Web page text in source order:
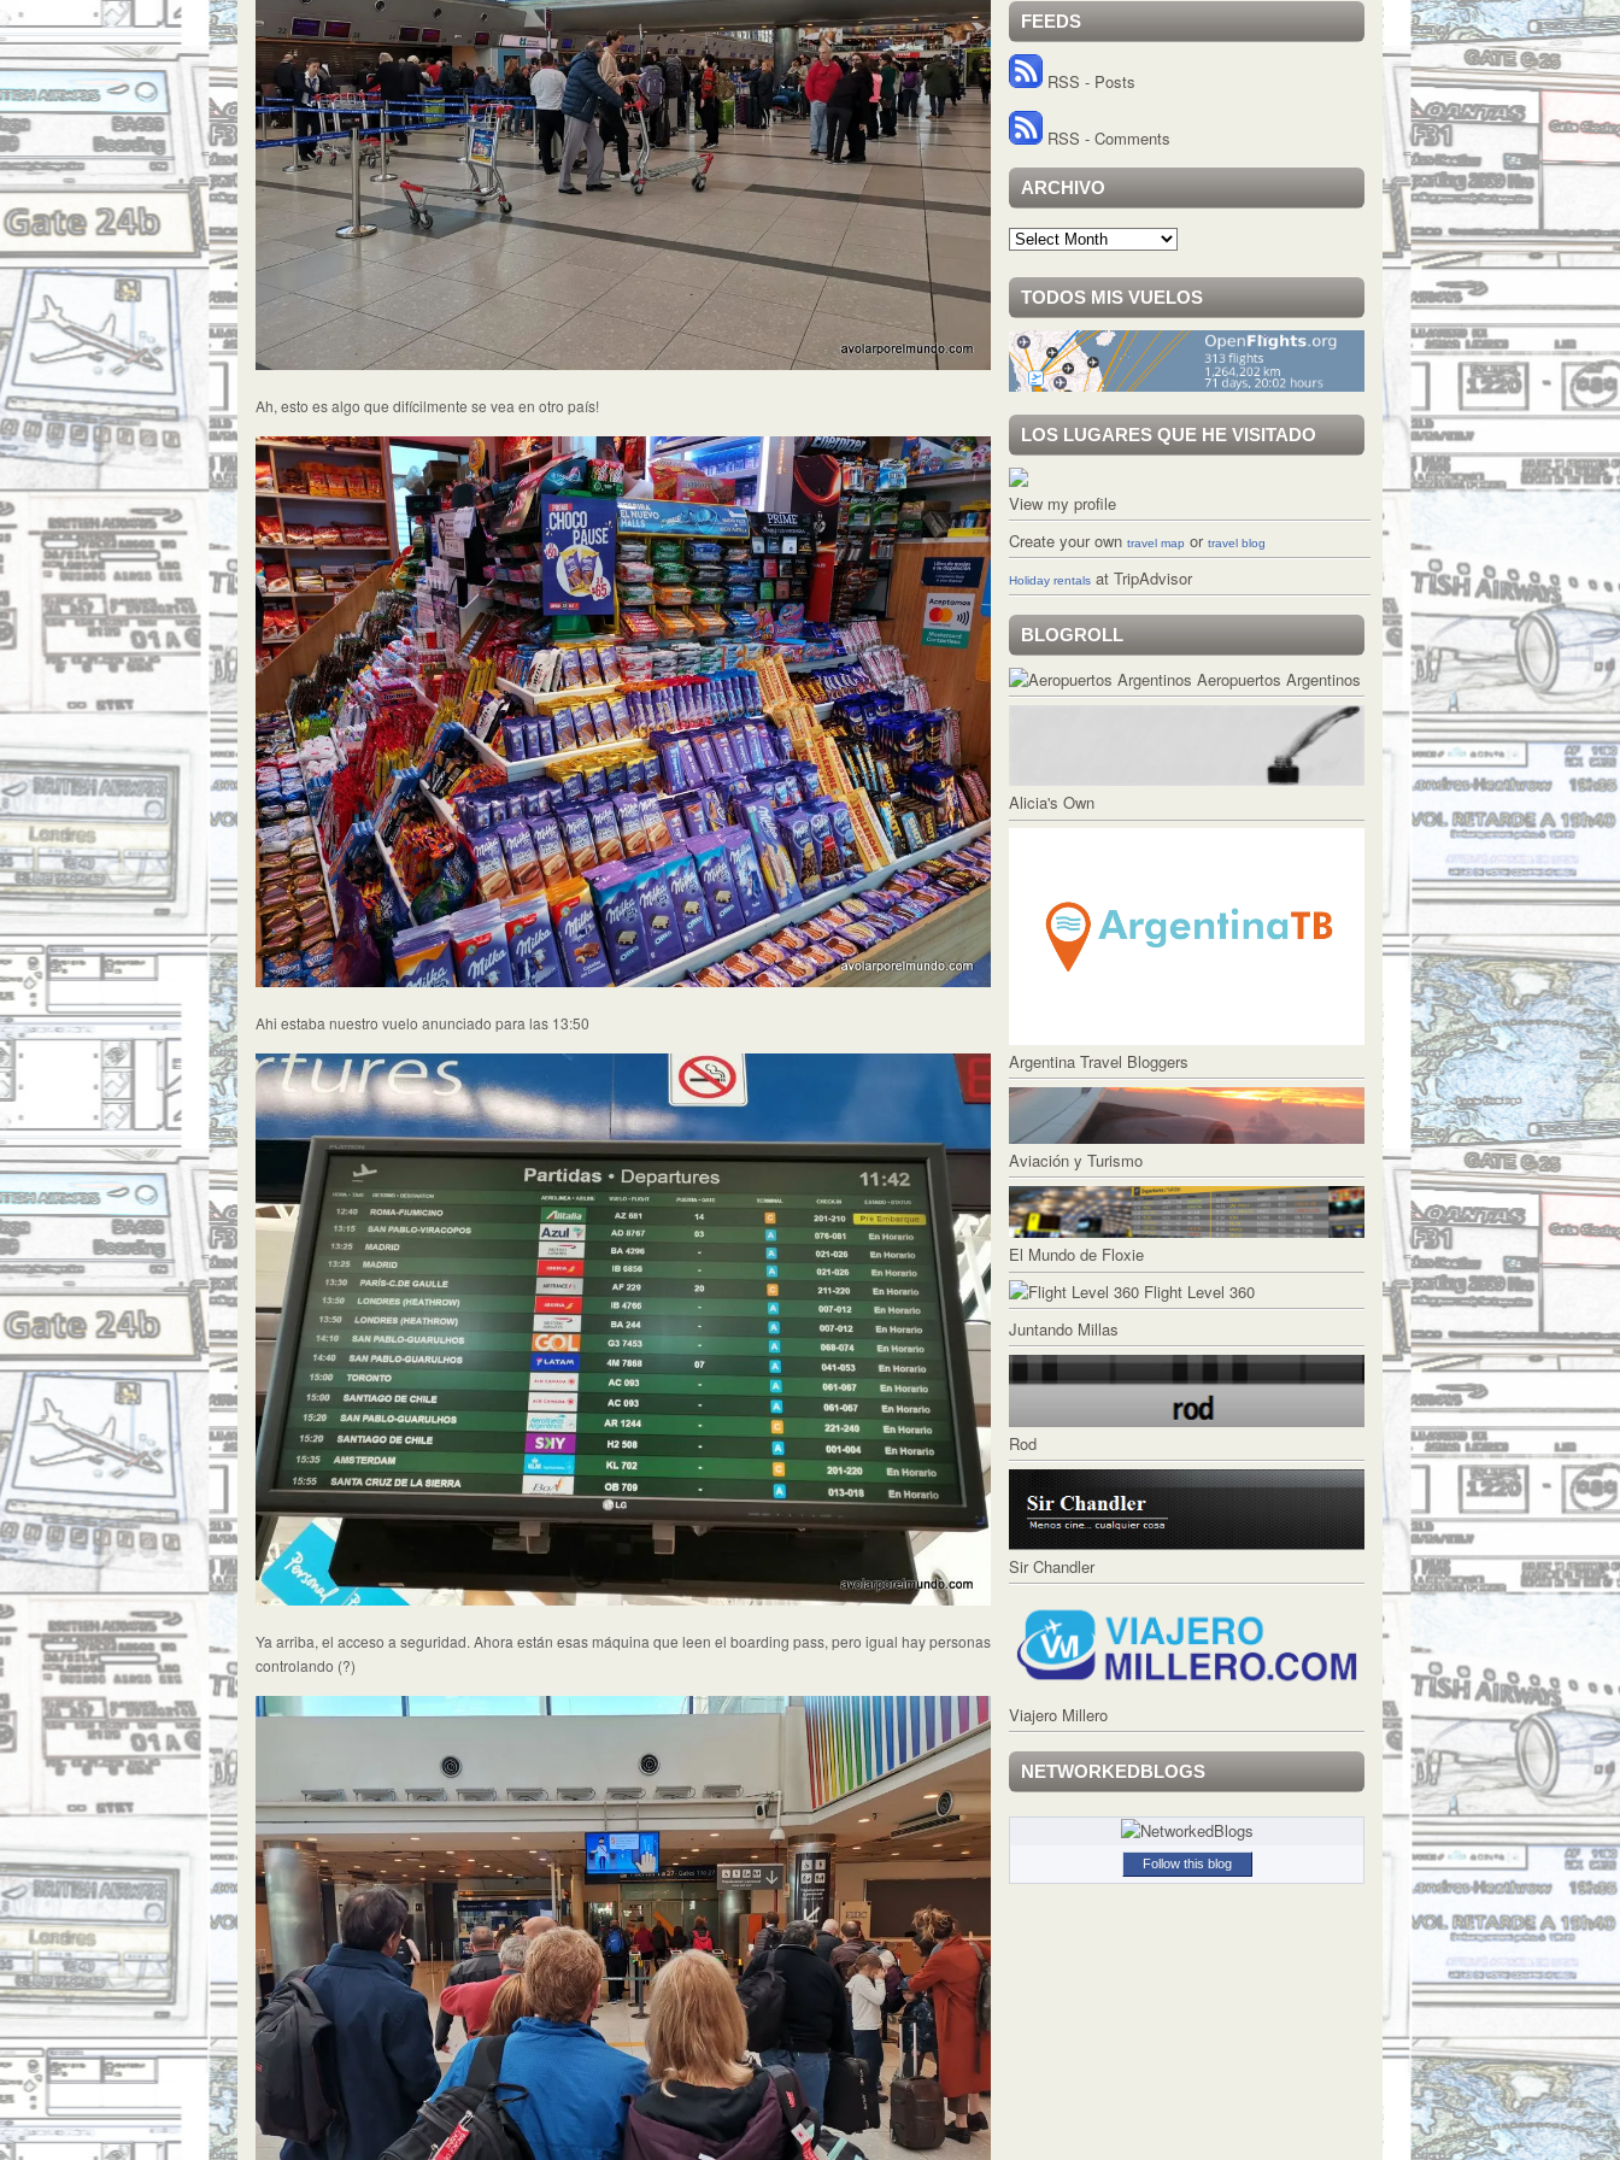
Ah, esto es algo que difícilmente se vea en otro país!
Ahi estaba nuestro vuelo anunciado para las 13:50
Ya arriba, el acceso a seguridad. Ahora están esas máquina que leen el boarding pass, pero igual hay personas
controlando (?)
FEEDS
RSS - Posts
RSS - Comments
ARCHIVO
Archivo
TODOS MIS VUELOS
LOS LUGARES QUE HE VISITADO
View my profile
Create your own travel map or travel blog
Holiday rentals at TripAdvisor
BLOGROLL
Aeropuertos Argentinos
Alicia's Own
Argentina Travel Bloggers
Aviación y Turismo
El Mundo de Floxie
Flight Level 360
Juntando Millas
Rod
Sir Chandler
Viajero Millero
NETWORKEDBLOGS
Follow this blog